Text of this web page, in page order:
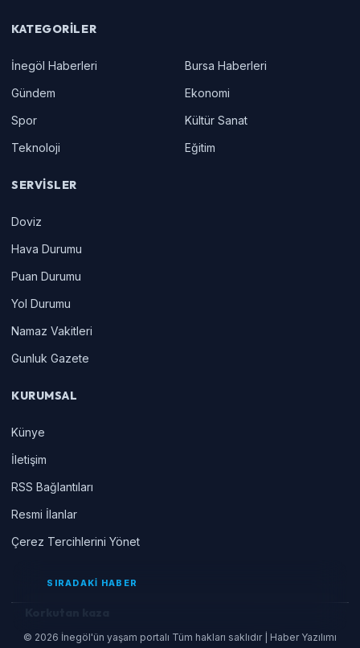
KATEGORILER
İnegöl Haberleri
Bursa Haberleri
Gündem
Ekonomi
Spor
Kültür Sanat
Teknoloji
Eğitim
SERVISLER
Doviz
Hava Durumu
Puan Durumu
Yol Durumu
Namaz Vakitleri
Gunluk Gazete
KURUMSAL
Künye
İletişim
RSS Bağlantıları
Resmi İlanlar
Çerez Tercihlerini Yönet
© 2026 İnegöl'ün yaşam portalı Tüm hakları saklıdır | Haber Yazılımı
SIRADAKİ HABER